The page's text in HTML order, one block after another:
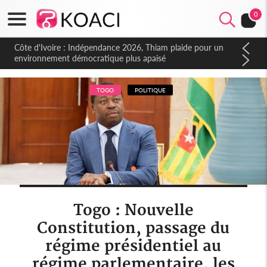
0
Côte d'Ivoire : Indépendance 2026, Thiam plaide pour un
environnement démocratique plus apaisé
TOGO POLITIQUE
Togo : Nouvelle
Constitution, passage du
régime présidentiel au